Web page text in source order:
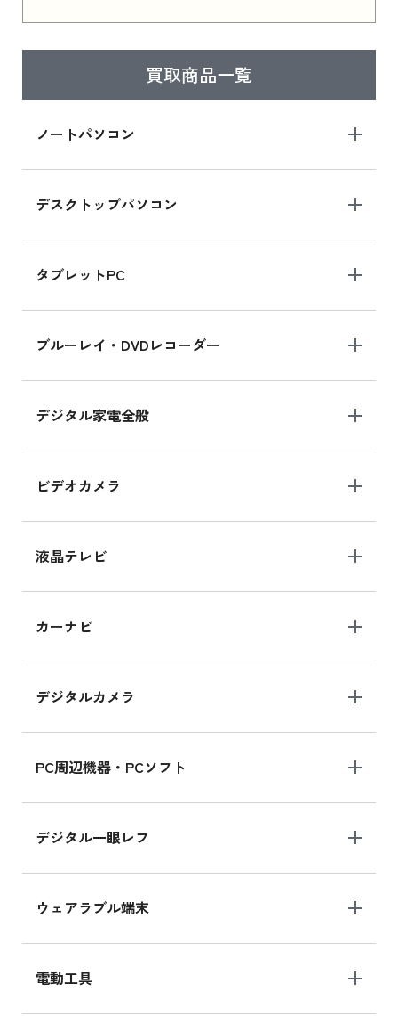
買取商品一覧
ノートパソコン
デスクトップパソコン
タブレットPC
ブルーレイ・DVDレコーダー
デジタル家電全般
ビデオカメラ
液晶テレビ
カーナビ
デジタルカメラ
PC周辺機器・PCソフト
デジタル一眼レフ
ウェアラブル端末
電動工具
はこちら
ら
iPad mini シリーズ 2024
iPad mini 8.3インチ の新品買取価格
iPhone 16 シリーズ
iPhone 16 の新品買取価格
iPad Air 11インチ シリーズ
iPad Air 11インチ の新品買取価格
iPhone 15 128GB シリーズ
iPhone 15 128GB の新品買取価格
MK2K3J/Aの新品買取価格はこちら